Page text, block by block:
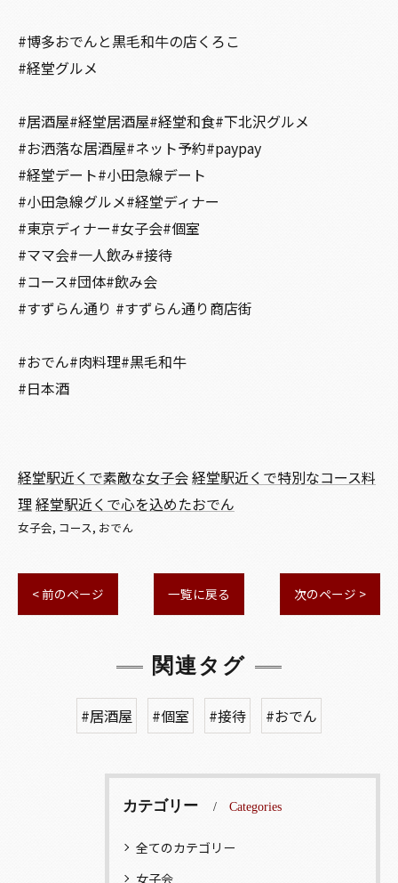
#博多おでんと黒毛和牛の店くろこ
#経堂グルメ
#居酒屋#経堂居酒屋#経堂和食#下北沢グルメ
#お洒落な居酒屋#ネット予約#paypay
#経堂デート#小田急線デート
#小田急線グルメ#経堂ディナー
#東京ディナー#女子会#個室
#ママ会#一人飲み#接待
#コース#団体#飲み会
#すずらん通り #すずらん通り商店街
#おでん#肉料理#黒毛和牛
#日本酒
経堂駅近くで素敵な女子会経堂駅近くで特別なコース料
理経堂駅近くで心を込めたおでん
女子会 コース おでん
< 前のページ 一覧に戻る 次のページ >
関連タグ
#居酒屋 #個室 #接待 #おでん
カテゴリー Categories
全てのカテゴリー
女子会